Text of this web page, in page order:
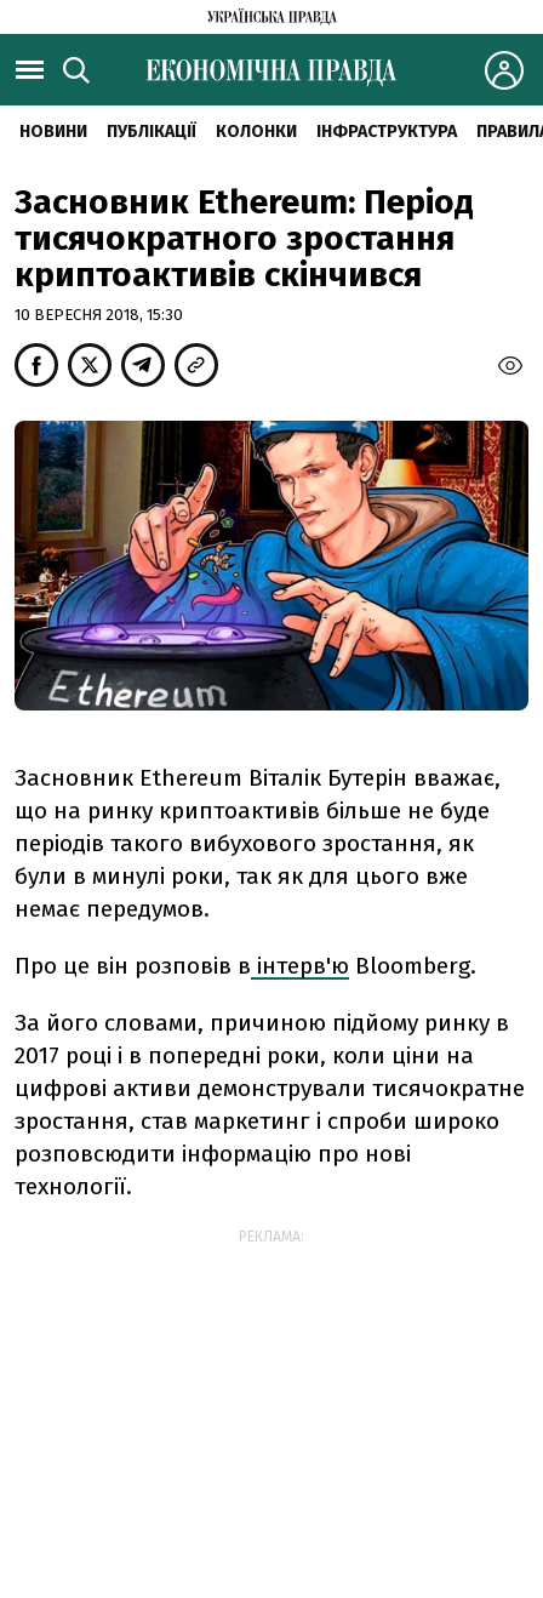
НОВИНИ ПУБЛІКАЦІЇ КОЛОНКИ ІНФРАСТРУКТУРА
Засновник Ethereum: Період
тисячократного зростання
криптоактивів скінчився
10 ВЕРЕСНЯ 2018, 15:30
Засновник Ethereum Віталік Бутерін вважає,
що на ринку криптоактивів більше не буде
періодів такого вибухового зростання, як
були в минулі роки, так як для цього вже
немає передумов.
Про це він розповів в інтерв'ю Bloomberg.
За його словами, причиною підйому ринку в
2017 році і в попередні роки, коли ціни на
цифрові активи демонстрували тисячократне
зростання, став маркетинг і спроби широко
розповсюдити інформацію про нові
технології.
РЕКЛАМА: